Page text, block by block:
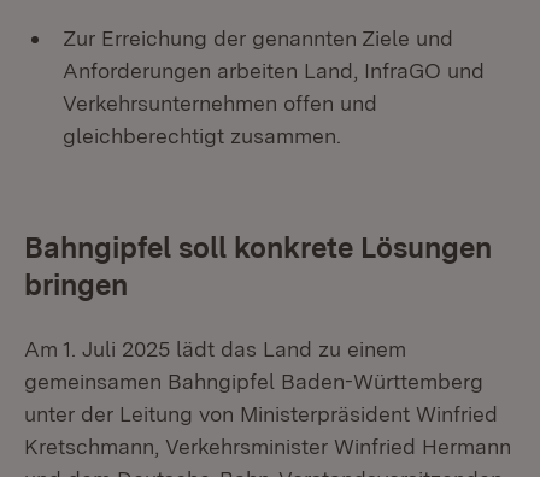
Zur Erreichung der genannten Ziele und
Anforderungen arbeiten Land, InfraGO und
Verkehrsunternehmen offen und
gleichberechtigt zusammen.
Bahngipfel soll konkrete Lösungen
bringen
Am 1. Juli 2025 lädt das Land zu einem
gemeinsamen Bahngipfel Baden-Württemberg
unter der Leitung von Ministerpräsident Winfried
Kretschmann, Verkehrsminister Winfried Hermann